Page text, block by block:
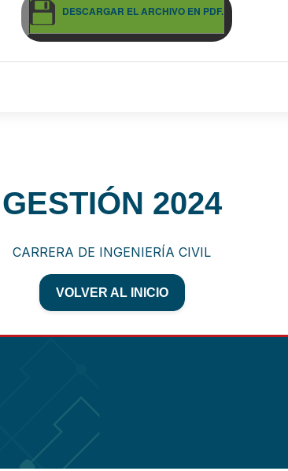
DESCARGAR EL ARCHIVO EN PDF.
GESTIÓN 2024
CARRERA DE INGENIERÍA CIVIL
VOLVER AL INICIO